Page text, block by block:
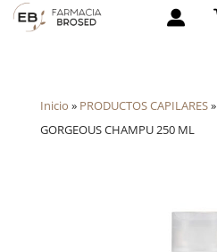
Inicio » PRODUCTOS CAPILARES»
GORGEOUS CHAMPU 250 ML